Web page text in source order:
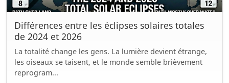
Différences entre les éclipses solaires totales
de 2024 et 2026
La totalité change les gens. La lumière devient étrange,
les oiseaux se taisent, et le monde semble brièvement
reprogram...